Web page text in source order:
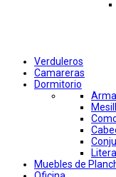
Verduleros
Camareras
Dormitorio
Muebles de